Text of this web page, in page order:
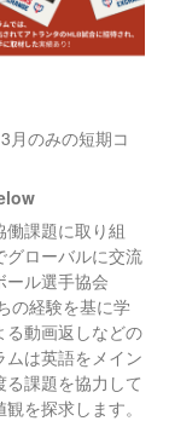
月のみの短期コ
課題に取り組
グローバルに交流
ール選手協会
の経験を基に学
る動画返しなどの
ムは英語をメイン
課題を協力して
を探求します。